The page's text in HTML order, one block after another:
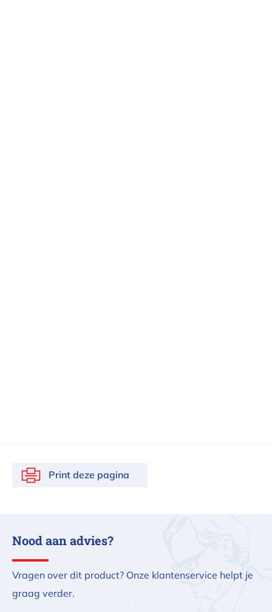
Print deze pagina
Nood aan advies?
Vragen over dit product? Onze klantenservice helpt je
graag verder.